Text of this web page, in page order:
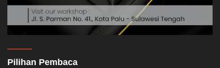
Pilihan Pembaca